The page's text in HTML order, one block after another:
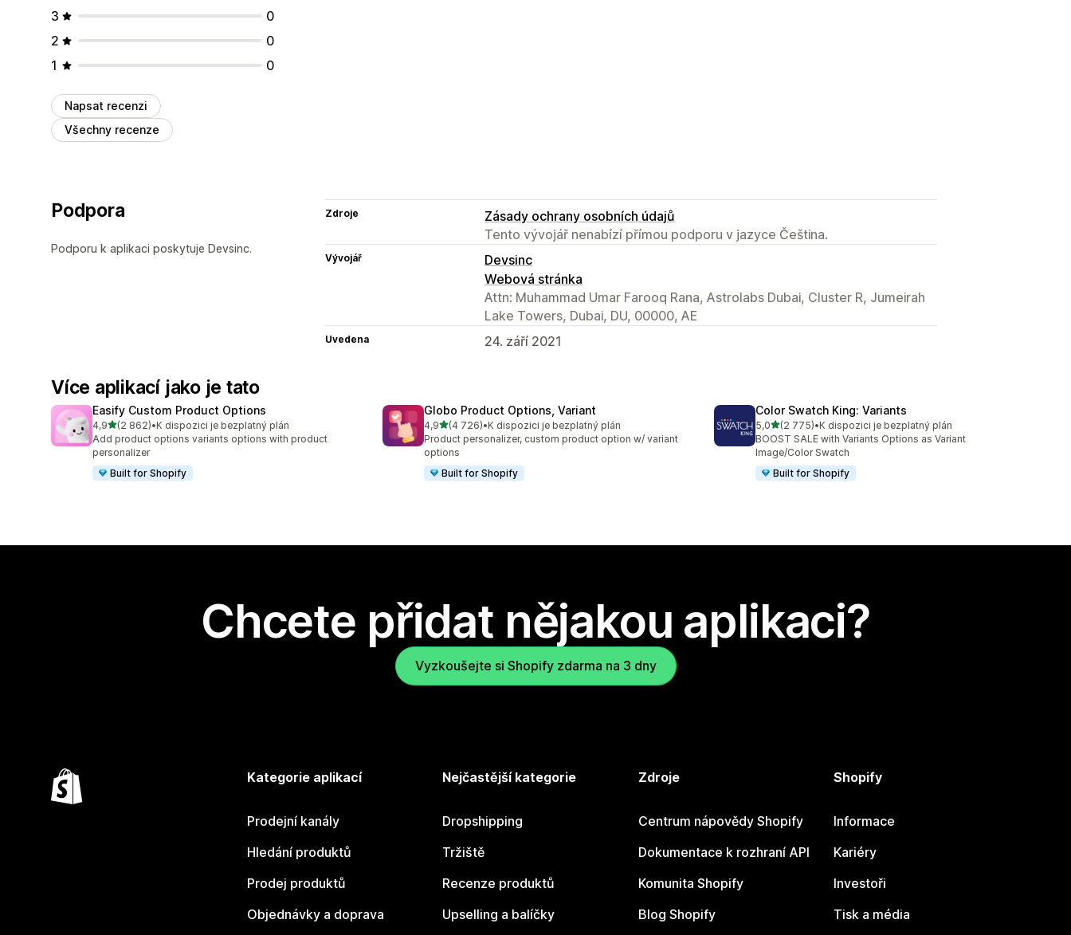
3
0
2
0
1
0
Napsat recenzi
Všechny recenze
Podpora
Podporu k aplikaci poskytuje Devsinc.
Zdroje
Zásady ochrany osobních údajů
Tento vývojář nenabízí přímou podporu v jazyce Čeština.
Vývojář
Devsinc
Webová stránka
Attn: Muhammad Umar Farooq Rana, Astrolabs Dubai, Cluster R, Jumeirah
Lake Towers, Dubai, DU, 00000, AE
Uvedena 24. září 2021
Více aplikací jako je tato
Easify Custom Product Options
4,9z 5 hvězd
(2 862)
Celkový počet recenzí: 2862
•K dispozici je bezplatný plán
Add product options variants options with product
personalizer
Built for Shopify
Globo Product Options, Variant
4,9z 5 hvězd
(4 726)
Celkový počet recenzí: 4726
•K dispozici je bezplatný plán
Product personalizer, custom product option w/ variant
options
Built for Shopify
Color Swatch King: Variants
5,0z 5 hvězd
(2 775)
Celkový počet recenzí: 2775
•K dispozici je bezplatný plán
BOOST SALE with Variants Options as Variant
Image/Color Swatch
Built for Shopify
Chcete přidat nějakou aplikaci?
Vyzkoušejte si Shopify zdarma na 3 dny
Kategorie aplikací
Prodejní kanály
Hledání produktů
Prodej produktů
Objednávky a doprava
Nejčastější kategorie
Dropshipping
Tržiště
Recenze produktů
Upselling a balíčky
Zdroje
Centrum nápovědy Shopify
Dokumentace k rozhraní API
Komunita Shopify
Blog Shopify
Shopify
Informace
Kariéry
Investoři
Tisk a média